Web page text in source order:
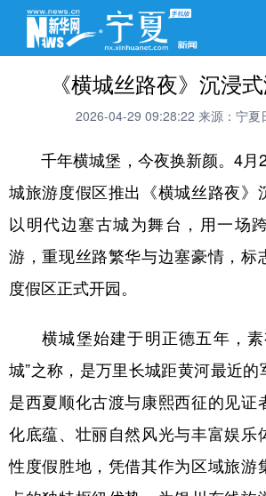
《横城丝路夜》沉浸
2026-04-29 09:28:22 来源：宁夏
千年横城堡，今夜换新颜。4月
城旅游度假区推出《横城丝路夜》
以明代边塞古城为舞台，用一场
游，重现丝路繁华与边塞豪情，标
度假区正式开园。
横城堡始建于明正德五年，素
城”之称，是万里长城距黄河最近
是西夏顺化古渡与康熙西征的见证
化底蕴、壮丽自然风光与丰富娱乐
性度假胜地，凭借其作为区域旅游